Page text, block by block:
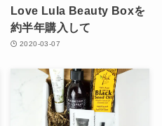
Love Lula Beauty Boxを
約半年購入して
2020-03-07